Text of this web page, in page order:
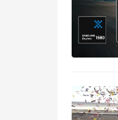
培训业
同时，
术，华
最新的